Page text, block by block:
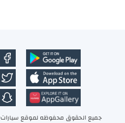
جميع الحقوق محفوظه لموقع سيارات